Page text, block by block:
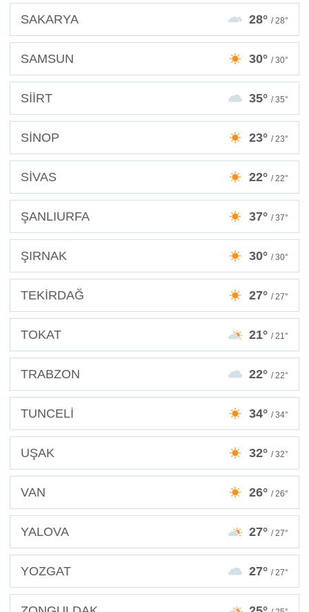
SAKARYA 28° / 28°
SAMSUN 30° / 30°
SİİRT 35° / 35°
SİNOP 23° / 23°
SİVAS 22° / 22°
ŞANLIURFA 37° / 37°
ŞIRNAK 30° / 30°
TEKİRDAĞ 27° / 27°
TOKAT 21° / 21°
TRABZON 22° / 22°
TUNCELİ 34° / 34°
UŞAK 32° / 32°
VAN 26° / 26°
YALOVA 27° / 27°
YOZGAT 27° / 27°